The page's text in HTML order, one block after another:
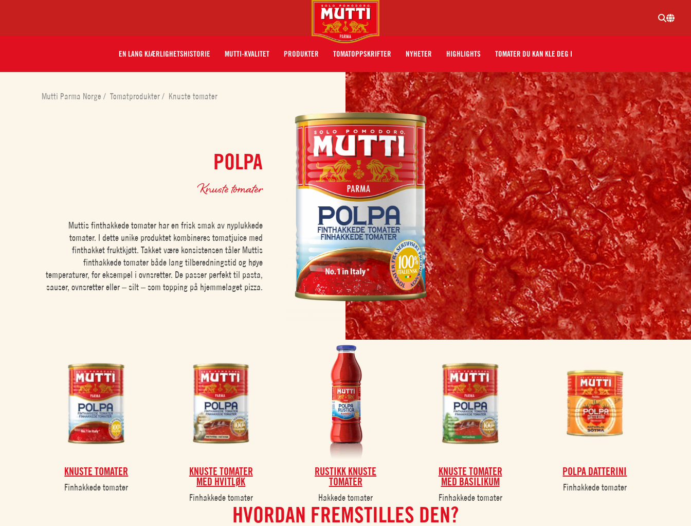
EN LANG KJÆRLIGHETSHISTORIE MUTTI-KVALITET PRODUKTER TOMATOPPSKRIFTER NYHETER HIGHLIGHTS TOMATER DU KAN KLE DEG I
Mutti Parma Norge/ Tomatprodukter/ Knuste tomater
POLPA
Knuste tomater
Muttis finthakkede tomater har en frisk smak av nyplukkede
tomater. I dette unike produktet kombineres tomatjuice med
finthakket fruktkjøtt. Takket være konsistensen tåler Muttis
finthakkede tomater både lang tilberedningstid og høye
temperaturer, for eksempel i ovnsretter. De passer perfekt til pasta,
sauser, ovnsretter eller – silt – som topping på hjemmelaget pizza.
KNUSTE TOMATER
Finhakkede tomater
KNUSTE TOMATER
MED HVITLØK
Finhakkede tomater
RUSTIKK KNUSTE
TOMATER
Hakkede tomater
KNUSTE TOMATER
MED BASILIKUM
Finhakkede tomater
POLPA DATTERINI
Finhakkede tomater
HVORDAN FREMSTILLES DEN?